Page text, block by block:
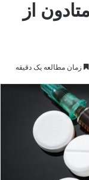
متادون از
زمان مطالعه یک دقیقه